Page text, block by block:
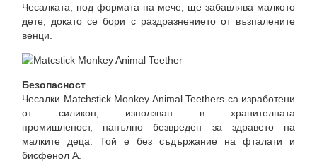
Чесалката, под формата на мече, ще забавлява малкото
дете, докато се бори с раздразнението от възпалените
венци.
Безопасност
Чесалки Matchstick Monkey Animal Teethers са изработени
от силикон, използван в хранителната
промишленост, напълно безвреден за здравето на
малките деца. Той е без съдържание на фталати и
бисфенол А.